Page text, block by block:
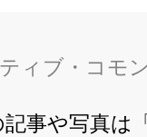
事や写真は「